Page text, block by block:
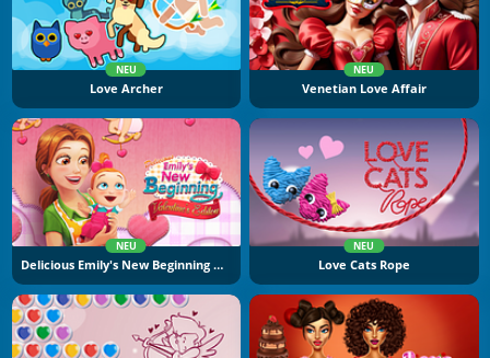
NEU
Love Archer
NEU
Venetian Love Affair
NEU
Delicious Emily's New Beginning Valentine's Edition
NEU
Love Cats Rope